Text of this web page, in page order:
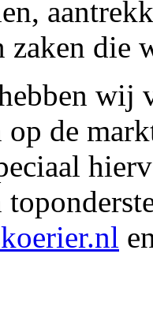
zaken die
wij
de